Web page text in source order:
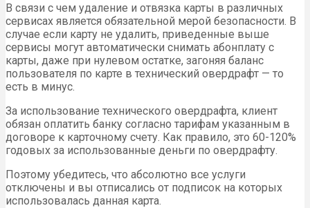
В связи с чем удаление и отвязка карты в различных
сервисах является обязательной мерой безопасности. В
случае если карту не удалить, приведенные выше
сервисы могут автоматически снимать абонплату с
карты, даже при нулевом остатке, загоняя баланс
пользователя по карте в технический овердрафт — то
есть в минус.
За использование технического овердрафта, клиент
обязан оплатить банку согласно тарифам указанным в
договоре к карточному счету. Как правило, это 60-120%
годовых за использованные деньги по овердрафту.
Поэтому убедитесь, что абсолютно все услуги
отключены и вы отписались от подписок на которых
использовалась данная карта.